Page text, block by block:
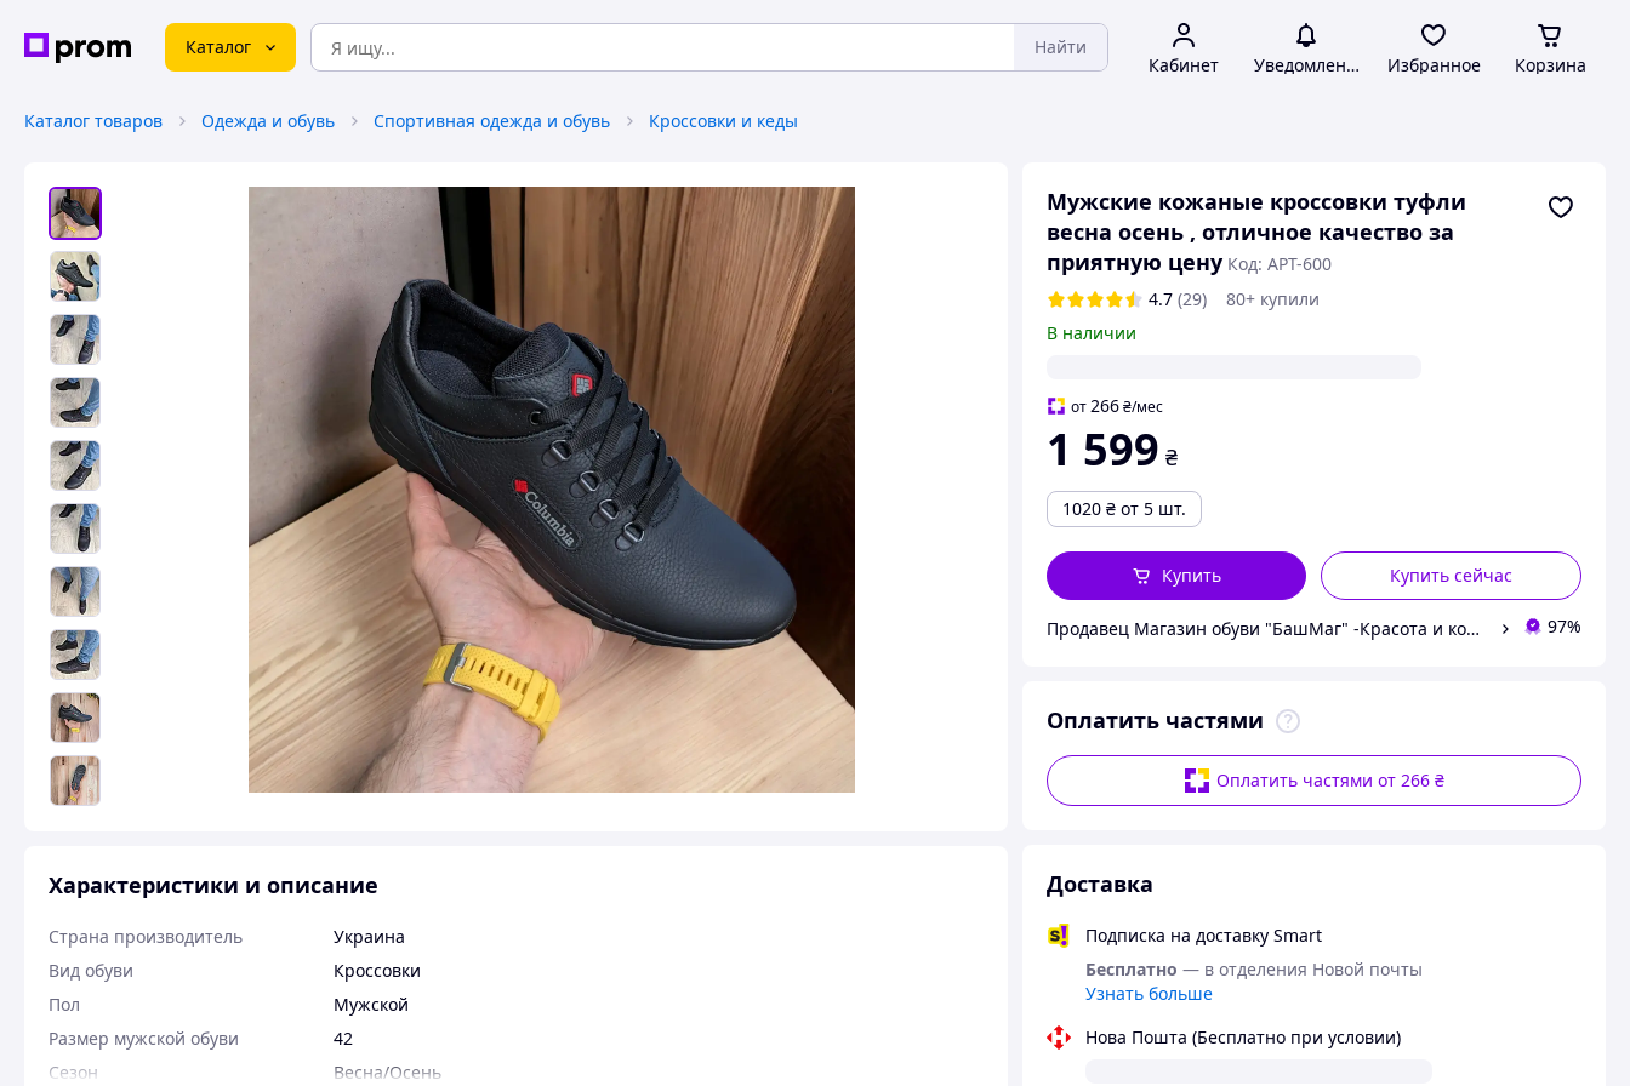
Каталог Найти
Кабинет Уведомления Избранное Корзина
Каталог товаров Одежда и обувь Спортивная одежда и обувь Кроссовки и кеды
Мужские кожаные кроссовки туфли
весна осень , отличное качество за
приятную цену Код: АРТ-600
4.7 (29)
80+ купили
В наличии
от266 ₴/мес
1 599 ₴
1020 ₴ от 5 шт.
Купить сейчас
Купить
Продавец Магазин обуви "БашМаг" -Красота и комфорт в ногу со временем 97%
Оплатить частями
Оплатить частями от 266 ₴
Доставка
Подписка на доставку Smart
Бесплатно — в отделения Новой почты
Узнать больше
Нова Пошта (Бесплатно при условии)
Характеристики и описание
Страна производитель
Украина
Вид обуви
Кроссовки
Пол
Мужской
Размер мужской обуви
42
Сезон
Весна/Осень